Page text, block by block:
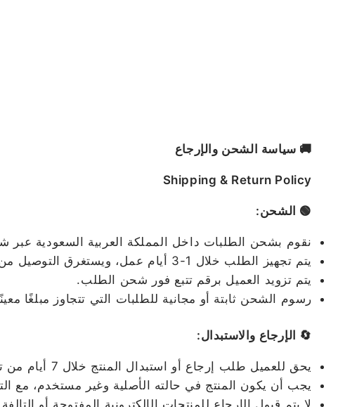
🚚 سياسة الشحن والإرجاع
Shipping & Return Policy
🟢 الشحن:
نقوم بشحن الطلبات داخل المملكة العربية السعودية
يتم تجهيز الطلب خلال 1-3 أيام عمل، ويستغرق التوصيل من 2 إلى 5 أيام عمل حسب المدينة.
يتم تزويد العميل برقم تتبع فور شحن الطلب.
رسوم الشحن ثابتة أو مجانية للطلبات التي تتجاوز مبلغًا
🔄 الإرجاع والاستبدال:
يحق للعميل طلب إرجاع أو استبدال المنتج خلال 7 أيام من تاريخ الاستلام.
يجب أن يكون المنتج في حالته الأصلية وغير مستخدم، مع